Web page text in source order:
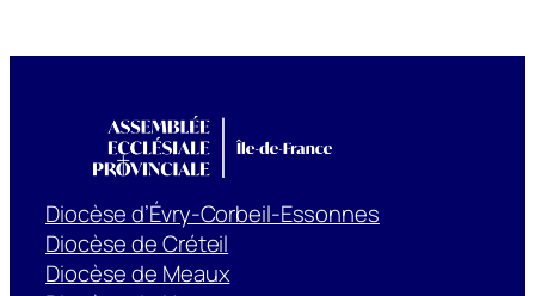
Diocèse d’Évry-Corbeil-Essonnes
Diocèse de Créteil
Diocèse de Meaux